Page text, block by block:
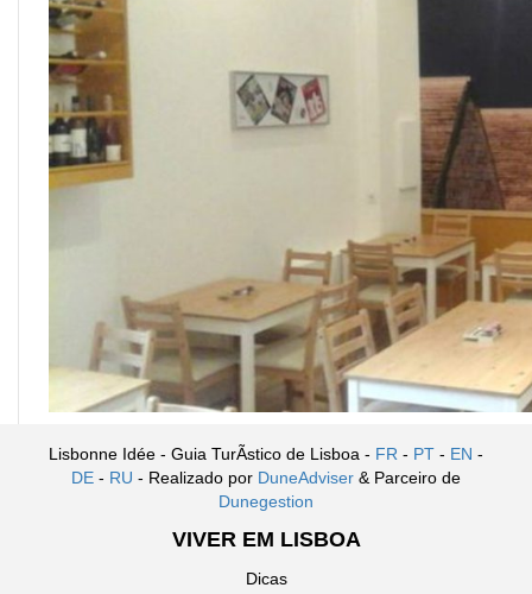
Lisbonne Idée - Guia TurÃ­stico de Lisboa - FR - PT - EN -
DE - RU - Realizado por DuneAdviser & Parceiro de
Dunegestion
VIVER EM LISBOA
Dicas